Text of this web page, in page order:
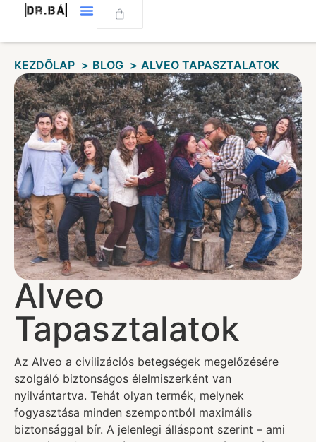
KEZDŐLAP BLOG ALVEO TAPASZTALATOK
Alveo
Tapasztalatok
Az Alveo a civilizációs betegségek megelőzésére
szolgáló biztonságos élelmiszerként van
nyilvántartva. Tehát olyan termék, melynek
fogyasztása minden szempontból maximális
biztonsággal bír. A jelenlegi álláspont szerint – ami